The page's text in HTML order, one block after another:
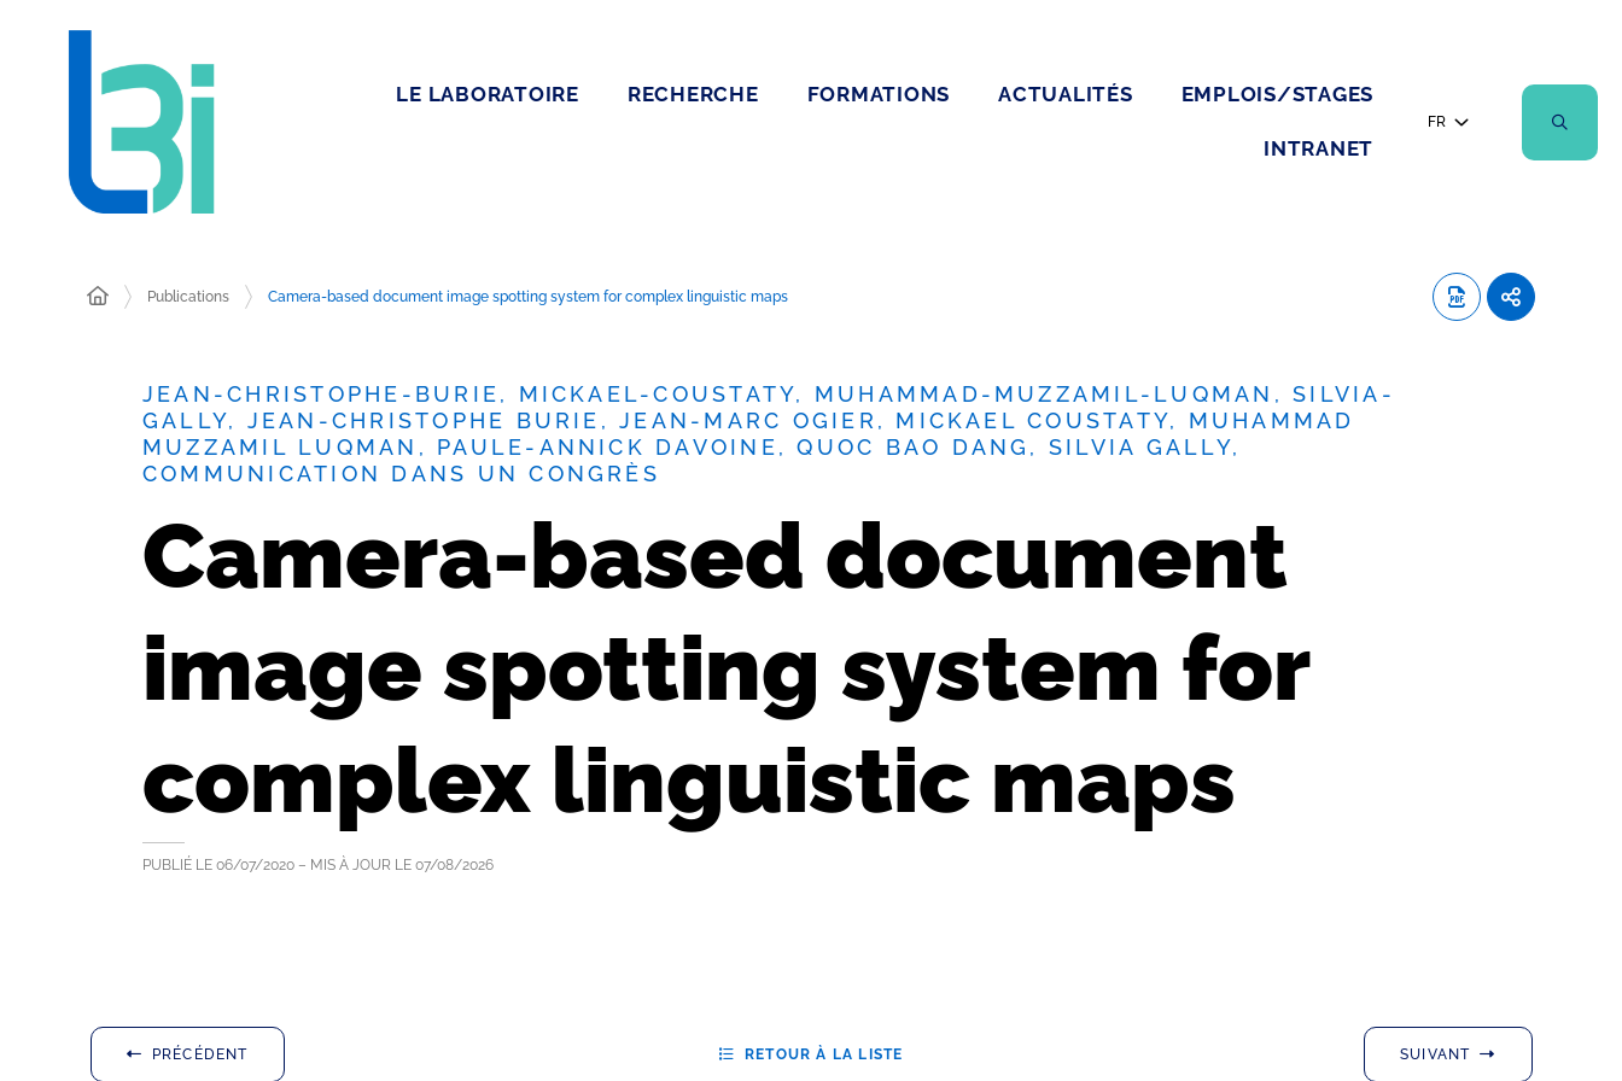
LE LABORATOIRE RECHERCHE FORMATIONS ACTUALITÉS EMPLOIS/STAGES
INTRANET
FR
Publications Camera-based document image spotting system for complex linguistic maps
JEAN-CHRISTOPHE-BURIE, MICKAEL-COUSTATY, MUHAMMAD-MUZZAMIL-LUQMAN, SILVIA-
GALLY, JEAN-CHRISTOPHE BURIE, JEAN-MARC OGIER, MICKAEL COUSTATY, MUHAMMAD
MUZZAMIL LUQMAN, PAULE-ANNICK DAVOINE, QUOC BAO DANG, SILVIA GALLY,
COMMUNICATION DANS UN CONGRÈS
Camera-based document
image spotting system for
complex linguistic maps
PUBLIÉ LE 06/07/2020 – MIS À JOUR LE 07/08/2026
PRÉCÉDENT RETOUR À LA LISTE SUIVANT